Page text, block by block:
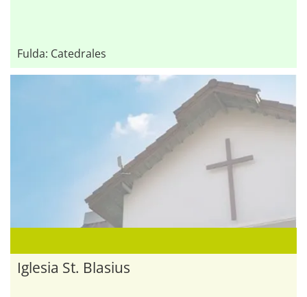
Fulda: Catedrales
Iglesia St. Blasius